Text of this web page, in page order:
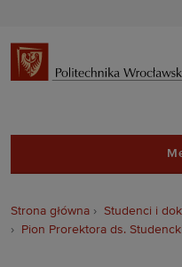
Strona główna
Studenci i
Pion Prorektora ds.